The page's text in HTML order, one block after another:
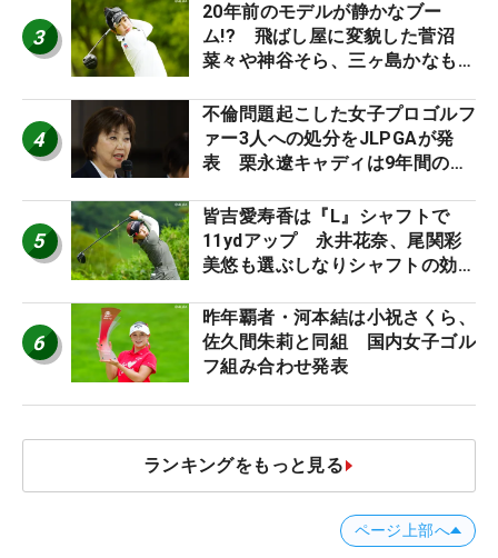
3
20年前のモデルが静かなブー
ム!? 飛ばし屋に変貌した菅沼
菜々や神谷そら、三ヶ島かなも使
ロたちの“飛ばしギア”】
4
不倫問題起こした女子プロゴルフ
ァー3人への処分をJLPGAが発
表 栗永遼キャディは9年間の立
5
皆吉愛寿香は『L』シャフトで
11ydアップ 永井花奈、尾関彩
美悠も選ぶしなりシャフトの効果
ア”】
6
昨年覇者・河本結は小祝さくら、
佐久間朱莉と同組 国内女子ゴル
フ組み合わせ発表
ランキングをもっと見る
ページ上部へ